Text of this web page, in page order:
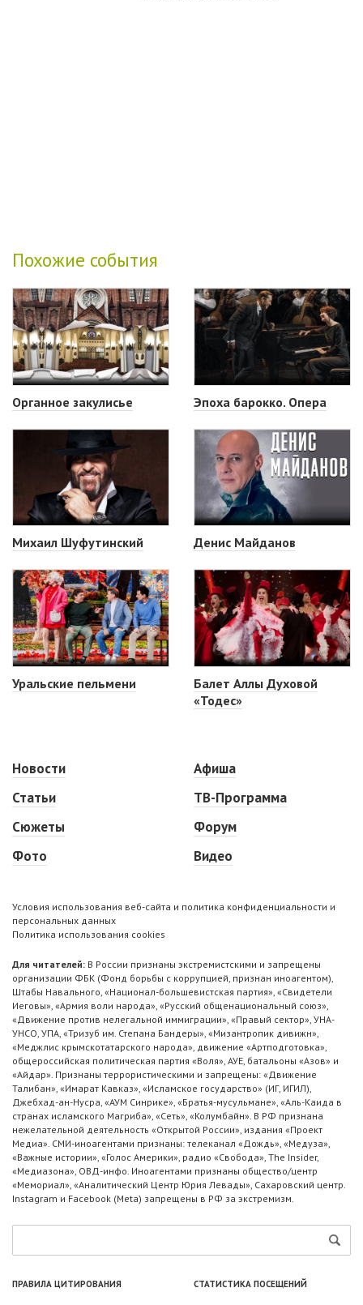
Похожие события
Органное закулисье Эпоха барокко. Опера
Михаил Шуфутинский Денис Майданов
Уральские пельмени
Балет Аллы Духовой
«Тодес»
Новости
Статьи
Сюжеты
Фото
Афиша
ТВ-Программа
Форум
Видео
Условия использования веб-сайта и политика конфиденциальности и
персональных данных
Политика использования cookies
Для читателей: В России признаны экстремистскими и запрещены
организации ФБК (Фонд борьбы с коррупцией, признан иноагентом),
Штабы Навального, «Национал-большевистская партия», «Свидетели
Иеговы», «Армия воли народа», «Русский общенациональный союз»,
«Движение против нелегальной иммиграции», «Правый сектор», УНА-
УНСО, УПА, «Тризуб им. Степана Бандеры», «Мизантропик дивижн»,
«Меджлис крымскотатарского народа», движение «Артподготовка»,
общероссийская политическая партия «Воля», АУЕ, батальоны «Азов» и
«Айдар». Признаны террористическими и запрещены: «Движение
Талибан», «Имарат Кавказ», «Исламское государство» (ИГ, ИГИЛ),
Джебхад-ан-Нусра, «АУМ Синрике», «Братья-мусульмане», «Аль-Каида в
странах исламского Магриба», «Сеть», «Колумбайн». В РФ признана
нежелательной деятельность «Открытой России», издания «Проект
Медиа». СМИ-иноагентами признаны: телеканал «Дождь», «Медуза»,
«Важные истории», «Голос Америки», радио «Свобода», The Insider,
«Медиазона», ОВД-инфо. Иноагентами признаны общество/центр
«Мемориал», «Аналитический Центр Юрия Левады», Сахаровский центр.
Instagram и Facebook (Metа) запрещены в РФ за экстремизм.
ПРАВИЛА ЦИТИРОВАНИЯ СТАТИСТИКА ПОСЕЩЕНИЙ